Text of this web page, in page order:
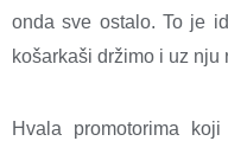
onda sve ostalo. To je
košarkaši držimo i uz nju
Hvala promotorima